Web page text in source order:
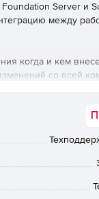
Server и
между
когда и кем
со всей
и контроля